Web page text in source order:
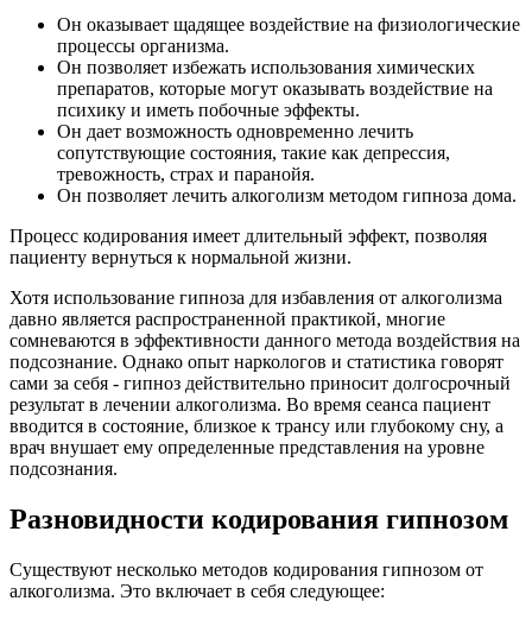
Он оказывает щадящее воздействие на физиологические
процессы организма.
Он позволяет избежать использования химических
препаратов, которые могут оказывать воздействие на
психику и иметь побочные эффекты.
Он дает возможность одновременно лечить
сопутствующие состояния, такие как депрессия,
тревожность, страх и паранойя.
Он позволяет лечить алкоголизм методом гипноза дома.
Процесс кодирования имеет длительный эффект, позволяя
пациенту вернуться к нормальной жизни.
Хотя использование гипноза для избавления от алкоголизма
давно является распространенной практикой, многие
сомневаются в эффективности данного метода воздействия на
подсознание. Однако опыт наркологов и статистика говорят
сами за себя - гипноз действительно приносит долгосрочный
результат в лечении алкоголизма. Во время сеанса пациент
вводится в состояние, близкое к трансу или глубокому сну, а
врач внушает ему определенные представления на уровне
подсознания.
Разновидности кодирования гипнозом
Существуют несколько методов кодирования гипнозом от
алкоголизма. Это включает в себя следующее: